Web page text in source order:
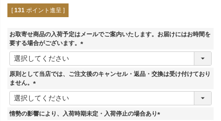
[ 131 ポイント進呈 ]
お取寄せ商品の入荷予定はメールでご案内いたします。お届けにはお時間を
要する場合がございます。
(
須
原則として当店では、ご注文後のキャンセル・返品・交換は受け付けており
ません。
(
必
須
情勢の影響により、入荷時期未定・入荷停止の場合あり